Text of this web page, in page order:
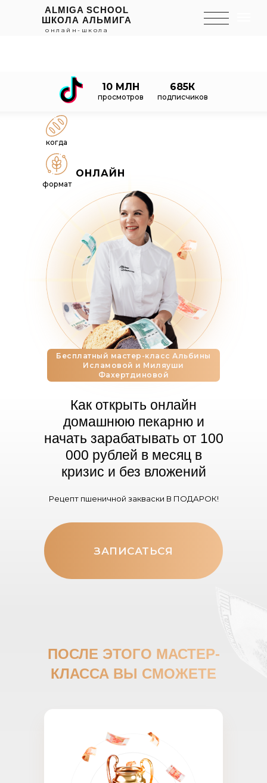
ALMIGA SCHOOL
ШКОЛА АЛЬМИГА
онлайн-школа
Как открыть онлайн
домашнюю пекарню и
начать зарабатывать от 100
000 рублей в месяц в
кризис и без вложений
Рецепт пшеничной закваски В ПОДАРОК!
когда
ОНЛАЙН
формат
ЗАПИСАТЬСЯ
Бесплатный мастер-класс Альбины
Исламовой и Миляуши
Фахертдиновой
685К
подписчиков
10 МЛН
просмотров
ПОСЛЕ ЭТОГО МАСТЕР-
КЛАССА ВЫ СМОЖЕТЕ